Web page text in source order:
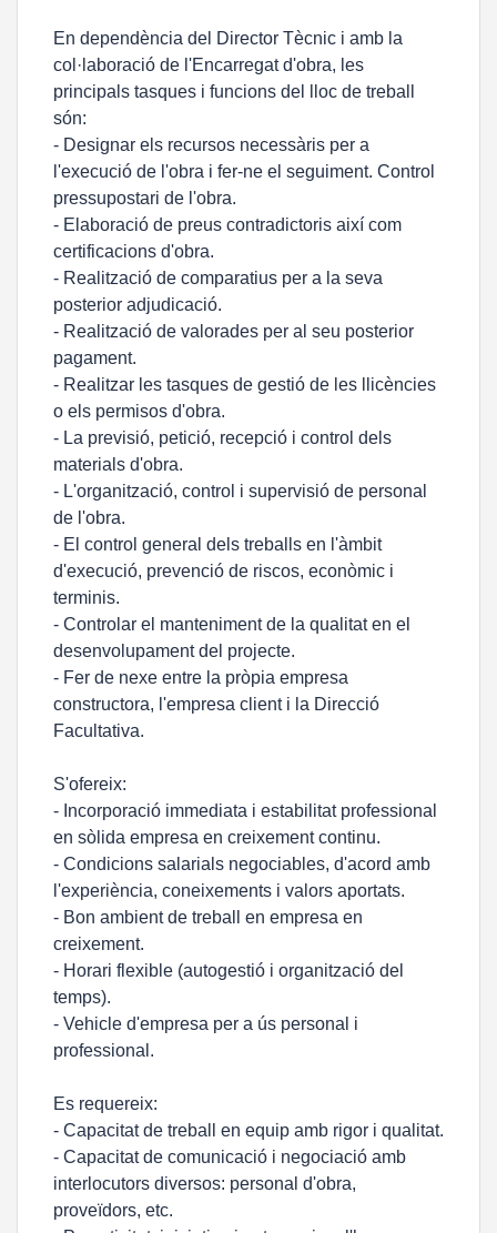
En dependència del Director Tècnic i amb la
col·laboració de l'Encarregat d'obra, les
principals tasques i funcions del lloc de treball
són:
- Designar els recursos necessàris per a
l'execució de l'obra i fer-ne el seguiment. Control
pressupostari de l'obra.
- Elaboració de preus contradictoris així com
certificacions d'obra.
- Realització de comparatius per a la seva
posterior adjudicació.
- Realització de valorades per al seu posterior
pagament.
- Realitzar les tasques de gestió de les llicències
o els permisos d'obra.
- La previsió, petició, recepció i control dels
materials d'obra.
- L'organització, control i supervisió de personal
de l'obra.
- El control general dels treballs en l'àmbit
d'execució, prevenció de riscos, econòmic i
terminis.
- Controlar el manteniment de la qualitat en el
desenvolupament del projecte.
- Fer de nexe entre la pròpia empresa
constructora, l'empresa client i la Direcció
Facultativa.
S'ofereix:
- Incorporació immediata i estabilitat professional
en sòlida empresa en creixement continu.
- Condicions salarials negociables, d'acord amb
l'experiència, coneixements i valors aportats.
- Bon ambient de treball en empresa en
creixement.
- Horari flexible (autogestió i organització del
temps).
- Vehicle d'empresa per a ús personal i
professional.
Es requereix:
- Capacitat de treball en equip amb rigor i qualitat.
- Capacitat de comunicació i negociació amb
interlocutors diversos: personal d'obra,
proveïdors, etc.